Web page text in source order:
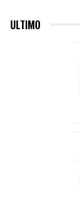
ULTIMO